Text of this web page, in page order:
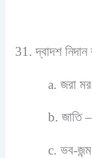
31. দ্বাদশ
a. জরা
b. জাতি
c. ভব-